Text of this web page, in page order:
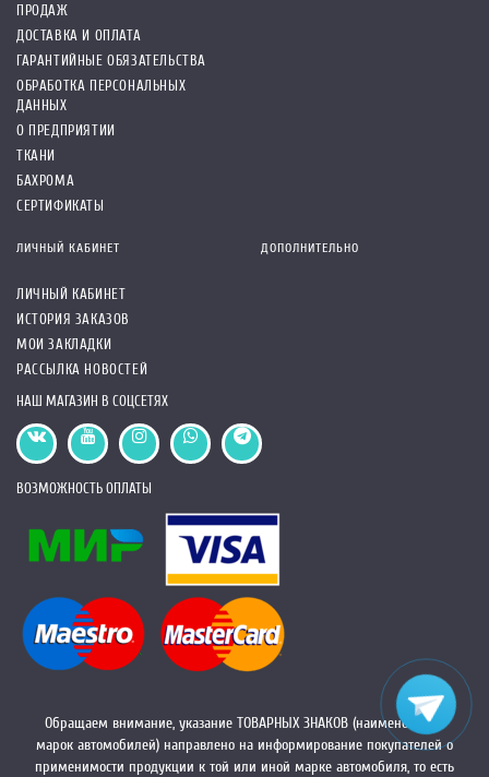
ПРОДАЖ
ДОСТАВКА И ОПЛАТА
ГАРАНТИЙНЫЕ ОБЯЗАТЕЛЬСТВА
ОБРАБОТКА ПЕРСОНАЛЬНЫХ
ДАННЫХ
О ПРЕДПРИЯТИИ
ТКАНИ
БАХРОМА
СЕРТИФИКАТЫ
ЛИЧНЫЙ КАБИНЕТ
ЛИЧНЫЙ КАБИНЕТ
ИСТОРИЯ ЗАКАЗОВ
МОИ ЗАКЛАДКИ
РАССЫЛКА НОВОСТЕЙ
ДОПОЛНИТЕЛЬНО
НАШ МАГАЗИН В СОЦСЕТЯХ
ВОЗМОЖНОСТЬ ОПЛАТЫ
Обращаем внимание, указание ТОВАРНЫХ ЗНАКОВ (наименований
марок автомобилей) направлено на информирование покупателей о
применимости продукции к той или иной марке автомобиля, то есть